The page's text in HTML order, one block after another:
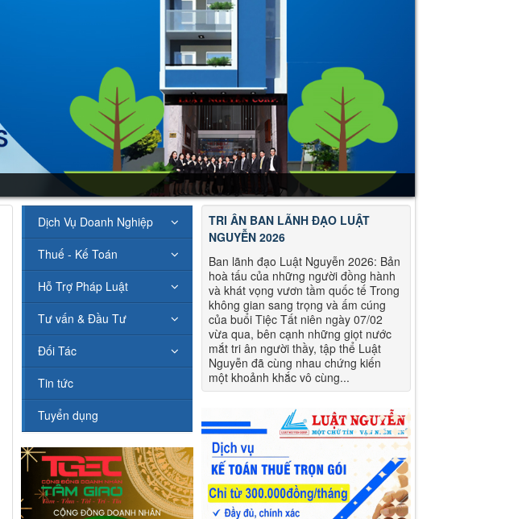
TRI ÂN BAN LÃNH ĐẠO LUẬT
NGUYỄN 2026
Ban lãnh đạo Luật Nguyễn 2026: Bản
hoà tấu của những người đồng hành
và khát vọng vươn tầm quốc tế Trong
không gian sang trọng và ấm cúng
của buổi Tiệc Tất niên ngày 07/02
vừa qua, bên cạnh những giọt nước
mắt tri ân người thầy, tập thể Luật
Nguyễn đã cùng nhau chứng kiến
một khoảnh khắc vô cùng...
Dịch Vụ Doanh Nghiệp
Thuế - Kế Toán
Hỗ Trợ Pháp Luật
Tư vấn & Đầu Tư
Đối Tác
Tin tức
Tuyển dụng